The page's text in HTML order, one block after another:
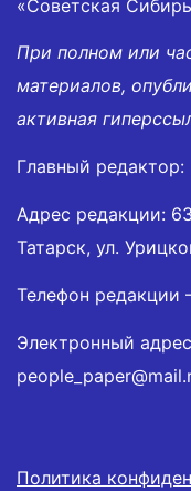
«Советская
При полном или
материалов,
активная
Главный
Адрес редакции:
Татарск, ул.
Телефон редакции
Электронный
Политика